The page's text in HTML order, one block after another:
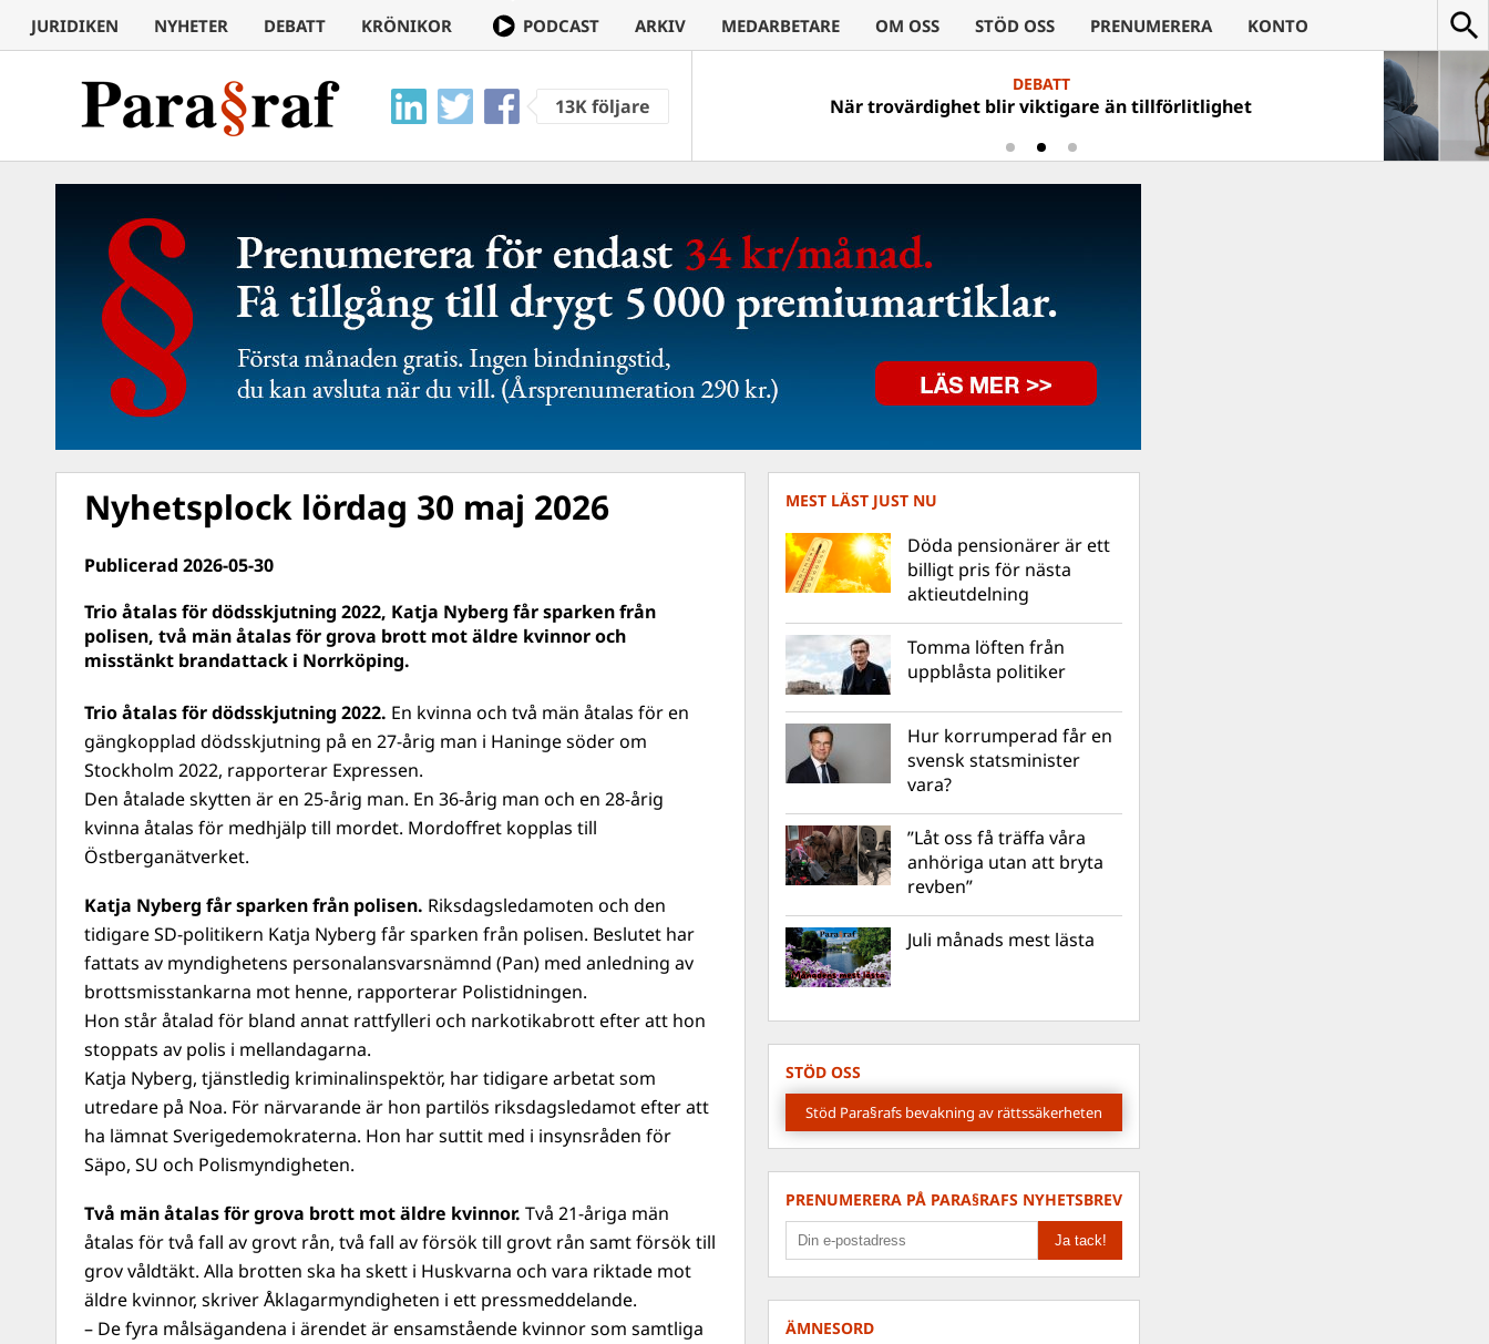
JURIDIKEN NYHETER DEBATT KRÖNIKOR PODCAST ARKIV MEDARBETARE OM OSS STÖD OSS PRENUMERERA KONTO
13K följare
DEBATT
När trovärdighet blir viktigare än tillförlitlighet
VECKANS VÄRSTA
Ingen kan väl ha missat Ulf Kristerssons fotosessioner?
Nyhetsplock lördag 30 maj 2026
Publicerad 2026-05-30
Trio åtalas för dödsskjutning 2022, Katja Nyberg får sparken från
polisen, två män åtalas för grova brott mot äldre kvinnor och
misstänkt brandattack i Norrköping.
Trio åtalas för dödsskjutning 2022. En kvinna och två män åtalas för en
gängkopplad dödsskjutning på en 27-årig man i Haninge söder om
Stockholm 2022, rapporterar Expressen.
Den åtalade skytten är en 25-årig man. En 36-årig man och en 28-årig
kvinna åtalas för medhjälp till mordet. Mordoffret kopplas till
Östberganätverket.
Katja Nyberg får sparken från polisen. Riksdagsledamoten och den
tidigare SD-politikern Katja Nyberg får sparken från polisen. Beslutet har
fattats av myndighetens personalansvarsnämnd (Pan) med anledning av
brottsmisstankarna mot henne, rapporterar Polistidningen.
Hon står åtalad för bland annat rattfylleri och narkotikabrott efter att hon
stoppats av polis i mellandagarna.
Katja Nyberg, tjänstledig kriminalinspektör, hartidigare arbetat som
utredare på Noa. För närvarande är hon partilös riksdagsledamot efter att
ha lämnat Sverigedemokraterna. Hon har suttit med i insynsråden för
Säpo, SU och Polismyndigheten.
Två män åtalas för grova brott mot äldre kvinnor. Två 21-åriga män
åtalas för två fall av grovt rån, två fall av försök till grovt rån samt försök till
grov våldtäkt. Alla brotten ska ha skett i Huskvarna och vara riktade mot
äldre kvinnor, skriver Åklagarmyndigheten i ett pressmeddelande.
– De fyra målsägandena i ärendet är ensamstående kvinnor som samtliga
MEST LÄST JUST NU
Döda pensionärer är ett
billigt pris för nästa
aktieutdelning
Tomma löften från
uppblåsta politiker
Hur korrumperad får en
svensk statsminister
vara?
”Låt oss få träffa våra
anhöriga utan att bryta
revben”
Juli månads mest lästa
STÖD OSS
Stöd Para§rafs bevakning av rättssäkerheten
PRENUMERERA PÅ PARA§RAFS NYHETSBREV
ÄMNESORD